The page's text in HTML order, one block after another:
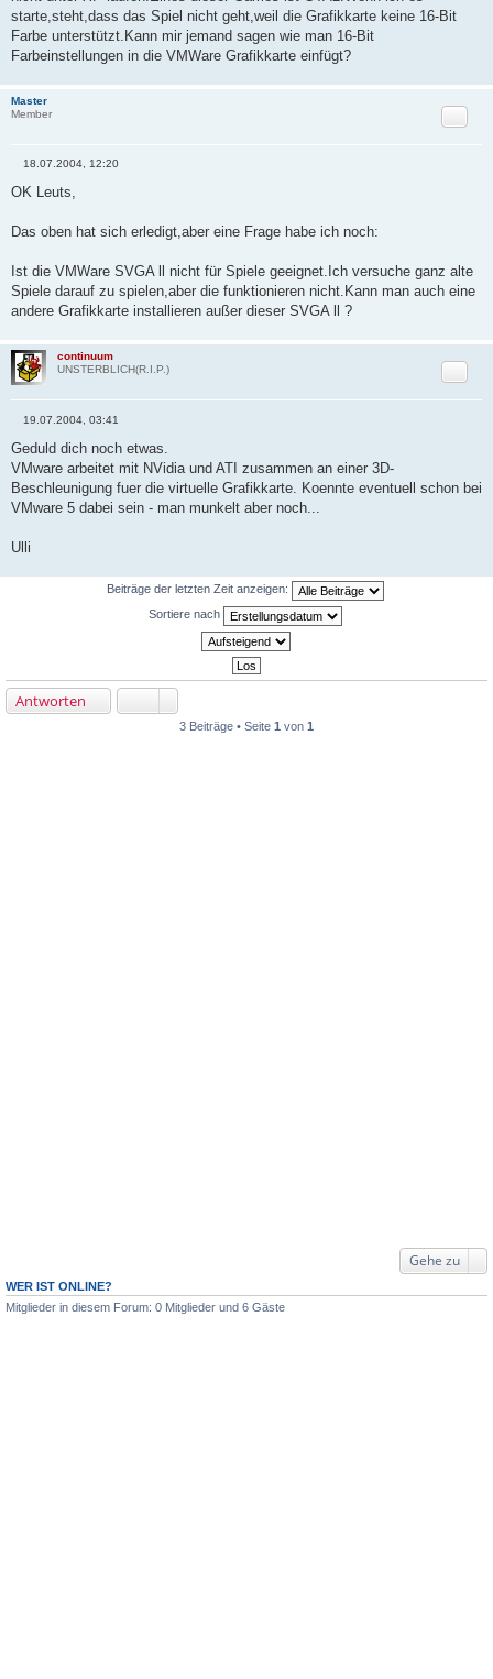
starte,steht,dass das Spiel nicht geht,weil die Grafikkarte keine 16-Bit
Farbe unterstützt.Kann mir jemand sagen wie man 16-Bit
Farbeinstellungen in die VMWare Grafikkarte einfügt?
Master
Member
Zitat
e
i
a
18.07.2004, 12:20
OK Leuts,
Das oben hat sich erledigt,aber eine Frage habe ich noch:
Ist die VMWare SVGA ll nicht für Spiele geeignet.Ich versuche ganz alte
Spiele darauf zu spielen,aber die funktionieren nicht.Kann man auch eine
andere Grafikkarte installieren außer dieser SVGA ll ?
continuum
UNSTERBLICH(R.I.P.)
Zitat
i
t
a
g
19.07.2004, 03:41
Geduld dich noch etwas.
VMware arbeitet mit NVidia und ATI zusammen an einer 3D-
Beschleunigung fuer die virtuelle Grafikkarte. Koennte eventuell schon bei
VMware 5 dabei sein - man munkelt aber noch...
Ulli
Beiträge der letzten Zeit anzeigen:
Sortiere nach
Antworten
3 Beiträge • Seite 1 von 1
Gehe zu
WER IST ONLINE?
Mitglieder in diesem Forum: 0 Mitglieder und 6 Gäste